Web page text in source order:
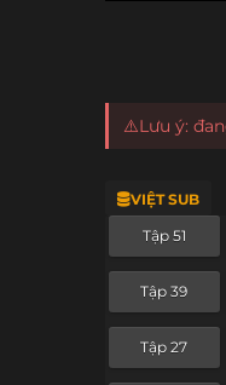
⚠️Lưu ý:
VIỆT SUB
Tập 51
Tập 39
Tập 27